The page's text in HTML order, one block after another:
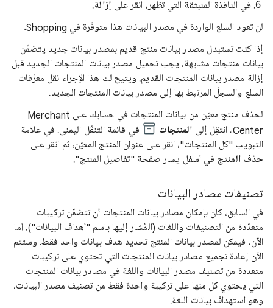
في النافذة المنبثقة التي تظهر، انقر على إزالة.
لن تعود السلع الواردة في مصدر البيانات هذا متوفّرة في Shopping.
إذا كنت تستبدل مصدر بيانات منتج قديم بمصدر بيانات جديد يتضمّن
بيانات منتجات مشابهة، يجب تحميل مصدر بيانات المنتجات الجديد قبل
إزالة مصدر بيانات المنتجات القديم. ويتيح لك هذا الإجراء نقل معرّفات
السلع والسجلّ المرتبط بها إلى مصدر بيانات المنتجات الجديد.
لحذف منتج معيّن من بيانات المنتجات في حسابك على Merchant
Center، انتقِل إلى
المنتجات
في قائمة التنقّل اليمنى. في علامة
التبويب "كل المنتجات"، انقر على عنوان المنتج المعيّن، ثم انقر على
حذف المنتج في أسفل يسار صفحة "تفاصيل المنتج".
تصنيفات مصادر البيانات
في السابق، كان بإمكان مصادر بيانات المنتجات أن تتضمّن تركيبات
متعدّدة من التصنيفات واللغات (المُشار إليها باسم "أهداف البيانات"). أما
الآن، فيمكن لمصدر بيانات المنتج تحديد هدف بيانات واحد فقط. وستتم
الآن إعادة تجميع مصادر بيانات المنتجات التي تحتوي على تركيبات
متعددة من تصنيف مصدر البيانات واللغة في مصادر بيانات المنتجات
التي يحتوي كل منها على تركيبة واحدة فقط من تصنيف مصدر البيانات،
وهو استهداف بيانات اللغة.